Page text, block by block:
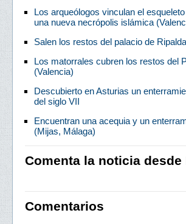
Los arqueólogos vinculan el
una nueva necrópolis islámica
Salen los restos del palacio de
Los matorrales cubren los restos del
(Valencia)
Descubierto en Asturias un
del siglo VII
Encuentran una acequia y un
(Mijas, Málaga)
Comenta la noticia desde
Comentarios